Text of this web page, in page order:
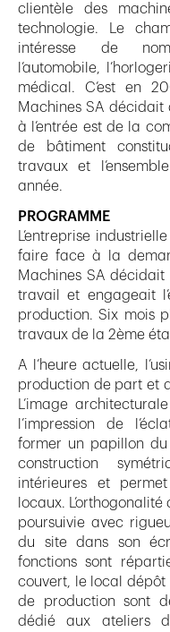
clientèle des
technologie. Le
intéresse de
l’automobile,
médical. C’est en
Machines SA décidait
à l’entrée est de la
de bâtiment
travaux et
année.
PROGRAMME
L’entreprise
faire face à la
Machines SA
travail et engageait
production. Six mois
travaux de la 2ème
A l’heure actuelle,
production de part et
L’image
l’impression de
former un papillon du
construction
intérieures et
locaux.
poursuivie avec
du site dans son
fonctions sont
couvert, le local
de production sont
dédié aux ateliers